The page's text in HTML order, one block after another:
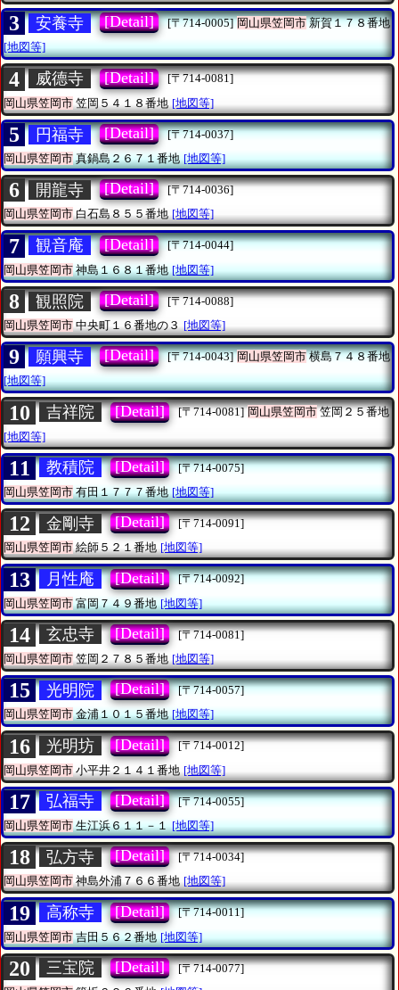
3 安養寺 [Detail] [〒714-0005] 岡山県笠岡市新賀１７８番地
[地図等]
4 威德寺 [Detail]
[〒714-0081]
岡山県笠岡市 笠岡５４１８番地 [地図等]
5 円福寺 [Detail]
[〒714-0037]
岡山県笠岡市真鍋島２６７１番地 [地図等]
6 開龍寺 [Detail]
[〒714-0036]
岡山県笠岡市白石島８５５番地 [地図等]
7 観音庵 [Detail]
[〒714-0044]
岡山県笠岡市神島１６８１番地 [地図等]
8 観照院 [Detail]
[〒714-0088]
岡山県笠岡市中央町１６番地の３ [地図等]
9 願興寺 [Detail] [〒714-0043] 岡山県笠岡市横島７４８番地
[地図等]
10 吉祥院 [Detail] [〒714-0081] 岡山県笠岡市笠岡２５番地
[地図等]
11 教積院 [Detail]
[〒714-0075]
岡山県笠岡市有田１７７７番地 [地図等]
12 金剛寺 [Detail]
[〒714-0091]
岡山県笠岡市絵師５２１番地 [地図等]
13 月性庵 [Detail]
[〒714-0092]
岡山県笠岡市富岡７４９番地 [地図等]
14 玄忠寺 [Detail]
[〒714-0081]
岡山県笠岡市 笠岡２７８５番地 [地図等]
15 光明院 [Detail]
[〒714-0057]
岡山県笠岡市金浦１０１５番地 [地図等]
16 光明坊 [Detail]
[〒714-0012]
岡山県笠岡市 小平井２１４１番地 [地図等]
17 弘福寺 [Detail]
[〒714-0055]
岡山県笠岡市生江浜６１１－１ [地図等]
18 弘方寺 [Detail]
[〒714-0034]
岡山県笠岡市神島外浦７６６番地 [地図等]
19 高称寺 [Detail]
[〒714-0011]
岡山県笠岡市吉田５６２番地 [地図等]
20 三宝院 [Detail]
[〒714-0077]